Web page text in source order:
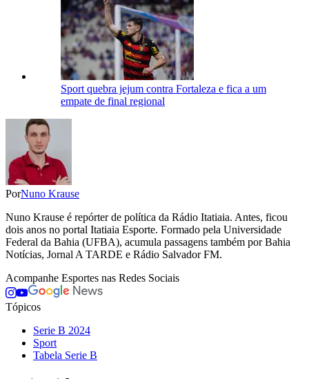
Sport quebra jejum contra Fortaleza e fica a um
empate de final regional
PorNuno Krause
Nuno Krause é repórter de política da Rádio Itatiaia. Antes, ficou
dois anos no portal Itatiaia Esporte. Formado pela Universidade
Federal da Bahia (UFBA), acumula passagens também por Bahia
Notícias, Jornal A TARDE e Rádio Salvador FM.
Acompanhe Esportes nas Redes Sociais
Tópicos
Serie B 2024
Sport
Tabela Serie B